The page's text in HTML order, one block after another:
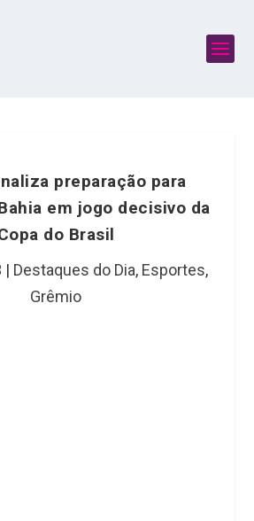
preparação para
em jogo decisivo da
do Brasil
| Destaques do Dia, Esportes,
Grêmio